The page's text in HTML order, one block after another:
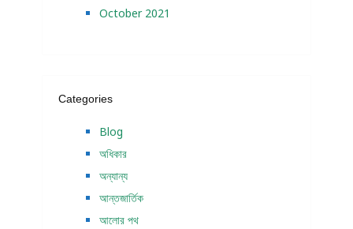
October 2021
Categories
Blog
অধিকার
অন্যান্য
আন্তজার্তিক
আলোর পথ